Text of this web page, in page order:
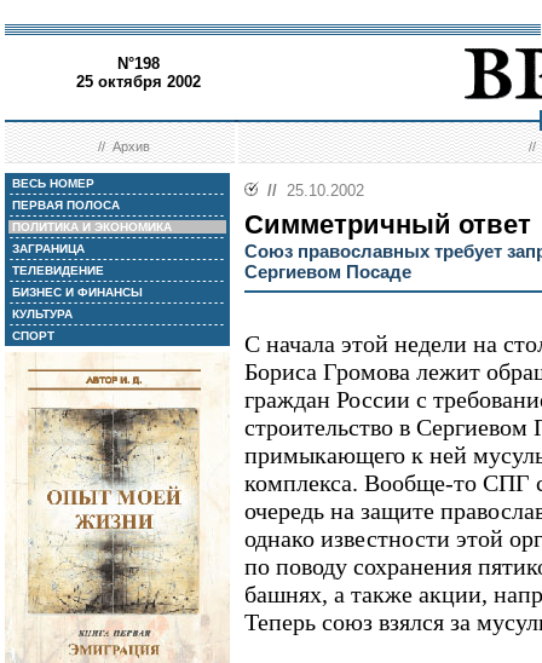
N°198
25 октября 2002
//Архив //
ВЕСЬ НОМЕР
ПЕРВАЯ ПОЛОСА
ПОЛИТИКА И ЭКОНОМИКА
ЗАГРАНИЦА
ТЕЛЕВИДЕНИЕ
БИЗНЕС И ФИНАНСЫ
КУЛЬТУРА
СПОРТ
// 25.10.2002
Симметричный ответ
Союз православных требует
Сергиевом Посаде
С начала этой недели на
Бориса Громова лежит
граждан России с
строительство в Сергиевом
примыкающего к ней
комплекса. Вообще-то СПГ
очередь на защите
однако известности этой
по поводу сохранения
башнях, а также акции,
Теперь союз взялся за